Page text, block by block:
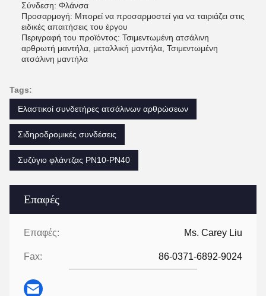
Επαφές
Επαφές: Ms. Carey Liu
Fax: 86-0371-6892-9024
Σύνδεση: Φλάνσα
Προσαρμογή: Μπορεί να προσαρμοστεί για να ταιριάζει στις
ειδικές απαιτήσεις του έργου
Περιγραφή του προϊόντος: Τσιμεντωμένη ατσάλινη
αρθρωτή μαντήλα, μεταλλική μαντήλα, Τσιμεντωμένη
ατσάλινη μαντήλα
Tags:
Ελαστικοί συνδετήρες ατσάλινων αρθρώσεων
Σιδηροδρομικές συνδέσεις
Συζύγιο φλάντζας PN10-PN40